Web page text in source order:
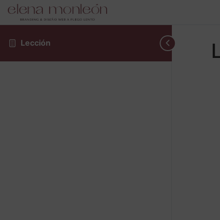
Lección